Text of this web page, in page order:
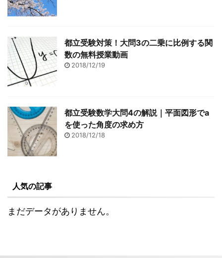
都立受験対策！大問3の二乗に比例する関
数の無料授業動画
2018/12/19
都立受験数学大問4の解説｜平面図形でa
を使った角度の求め方
2018/12/18
人気の記事
まだデータがありません。